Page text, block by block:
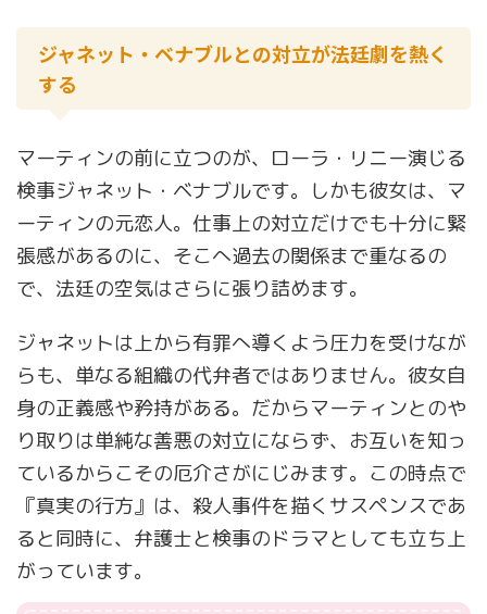
ジャネット・ベナブルとの対立が法廷劇を熱く
する
マーティンの前に立つのが、ローラ・リニー演じる
検事ジャネット・ベナブルです。しかも彼女は、マ
ーティンの元恋人。仕事上の対立だけでも十分に緊
張感があるのに、そこへ過去の関係まで重なるの
で、法廷の空気はさらに張り詰めます。
ジャネットは上から有罪へ導くよう圧力を受けなが
らも、単なる組織の代弁者ではありません。彼女自
身の正義感や矜持がある。だからマーティンとのや
り取りは単純な善悪の対立にならず、お互いを知っ
ているからこその厄介さがにじみます。この時点で
『真実の行方』は、殺人事件を描くサスペンスであ
ると同時に、弁護士と検事のドラマとしても立ち上
がっています。